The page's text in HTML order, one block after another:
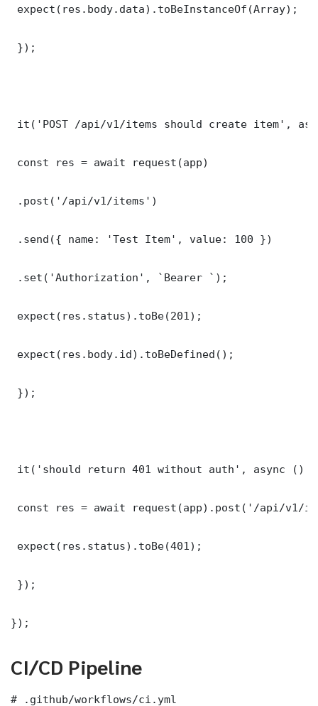
expect(res.body.data).toBeInstanceOf(Array);
});
it('POST /api/v1/items should create item',
const res = await request(app)
.post('/api/v1/items')
.send({ name: 'Test Item', value: 100 })
.set('Authorization', `Bearer `);
expect(res.status).toBe(201);
expect(res.body.id).toBeDefined();
});
it('should return 401 without auth', async ()
const res = await request(app).post('/api/v1/
expect(res.status).toBe(401);
});
});
CI/CD Pipeline
# .github/workflows/ci.yml